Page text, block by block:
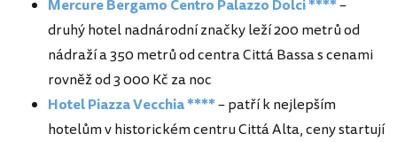
Mercure Bergamo Centro Palazzo Dolci ****–
druhý hotel nadnárodní značky leží 200 metrů od
nádraží a 350 metrů od centra Cittá Bassa s cenami
rovněž od 3 000 Kč za noc
Hotel Piazza Vecchia ****– patří k nejlepším
hotelům v historickém centru Cittá Alta, ceny startují